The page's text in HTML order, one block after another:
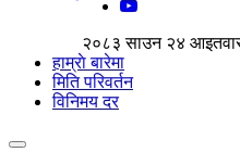
२०८३ साउन २४
हाम्राे बारेमा
मिति परिवर्तन
विनिमय दर